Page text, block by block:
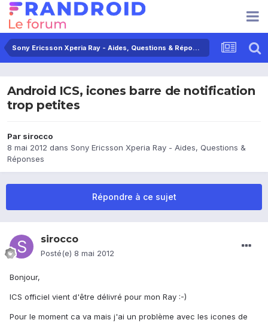
Sony Ericsson Xperia Ray - Aides, Questions & Réponses
Android ICS, icones barre de notification
trop petites
Par sirocco
8 mai 2012 dans Sony Ericsson Xperia Ray - Aides, Questions &
Réponses
Répondre à ce sujet
sirocco
Posté(e) 8 mai 2012
Bonjour,
ICS officiel vient d'être délivré pour mon Ray :-)
Pour le moment ca va mais j'ai un problème avec les icones de